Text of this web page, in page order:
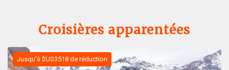
Croisières apparentées
Jusqu'à $US3518 de réduction